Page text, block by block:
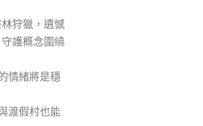
林狩獵 ，遺憾
護概念圍繞
情緒將是穩
渡假村也能